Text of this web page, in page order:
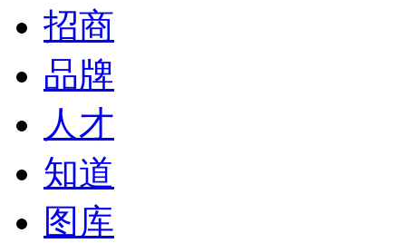
招商
品牌
人才
知道
图库